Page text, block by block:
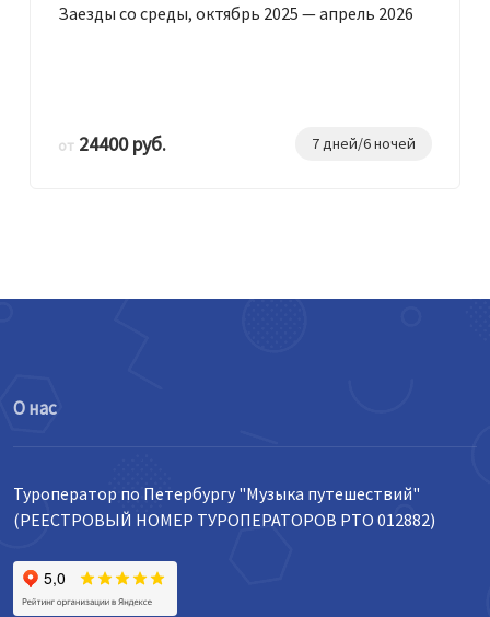
Заезды со среды, октябрь 2025 — апрель 2026
от 24400 руб. 7 дней/6 ночей
О нас
Туроператор по Петербургу "Музыка путешествий"
(РЕЕСТРОВЫЙ НОМЕР ТУРОПЕРАТОРОВ РТО 012882)